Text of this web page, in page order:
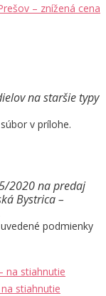
– znížená cena
na staršie typy
v prílohe.
2020 na predaj
Bystrica –
podmienky
na stiahnutie
stiahnutie